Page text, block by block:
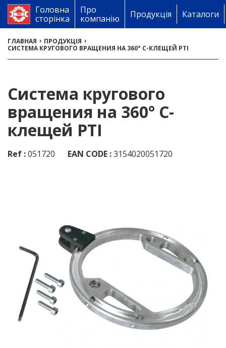
Головна
сторінка
Про
компанію
Продукція Каталоги
ГЛАВНАЯ › ПРОДУКЦІЯ ›
СИСТЕМА КРУГОВОГО ВРАЩЕНИЯ НА 360° С-КЛЕЩЕЙ PTI
Система кругового
вращения на 360° С-
клещей PTI
Ref :051720 EAN CODE :3154020051720